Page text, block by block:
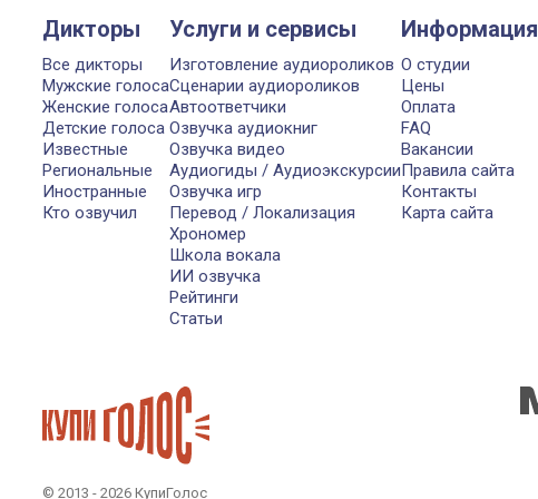
Дикторы
Все дикторы
Мужские голоса
Женские голоса
Детские голоса
Известные
Региональные
Иностранные
Кто озвучил
Услуги и сервисы
Изготовление аудиороликов
Сценарии аудиороликов
Автоответчики
Озвучка аудиокниг
Озвучка видео
Аудиогиды / Аудиоэкскурсии
Озвучка игр
Перевод / Локализация
Хрономер
Школа вокала
ИИ озвучка
Рейтинги
Статьи
Информация
О студии
Цены
Оплата
FAQ
Вакансии
Правила сайта
Контакты
Карта сайта
© 2013 - 2026 КупиГолос